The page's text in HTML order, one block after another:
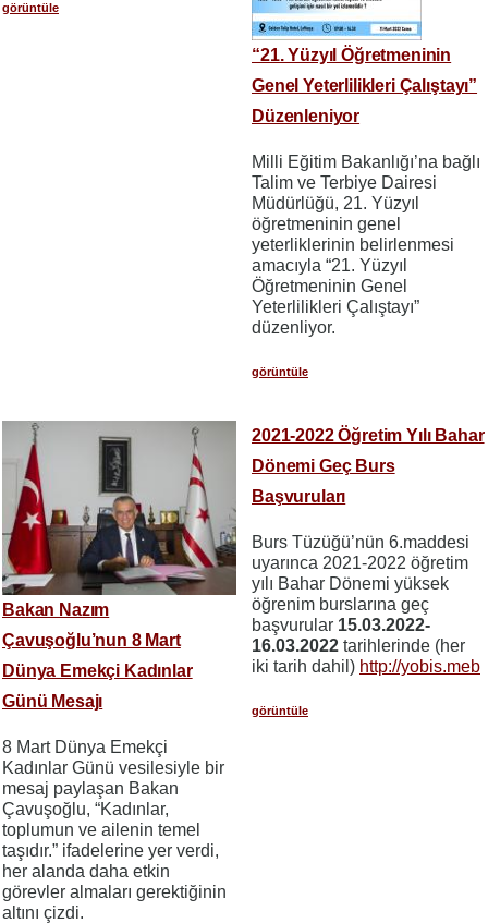
görüntüle
“21. Yüzyıl Öğretmeninin
Genel Yeterlilikleri Çalıştayı”
Düzenleniyor
Milli Eğitim Bakanlığı’na bağlı
Talim ve Terbiye Dairesi
Müdürlüğü, 21. Yüzyıl
öğretmeninin genel
yeterliklerinin belirlenmesi
amacıyla “21. Yüzyıl
Öğretmeninin Genel
Yeterlilikleri Çalıştayı”
düzenliyor.
görüntüle
Bakan Nazım
Çavuşoğlu’nun 8 Mart
Dünya Emekçi Kadınlar
Günü Mesajı
8 Mart Dünya Emekçi
Kadınlar Günü vesilesiyle bir
mesaj paylaşan Bakan
Çavuşoğlu, “Kadınlar,
toplumun ve ailenin temel
taşıdır.” ifadelerine yer verdi,
her alanda daha etkin
görevler almaları gerektiğinin
altını çizdi.
2021-2022 Öğretim Yılı Bahar
Dönemi Geç Burs
Başvuruları
Burs Tüzüğü’nün 6.maddesi
uyarınca 2021-2022 öğretim
yılı Bahar Dönemi yüksek
öğrenim burslarına geç
başvurular 15.03.2022-
16.03.2022 tarihlerinde (her
iki tarih dahil) http://yobis.meb
görüntüle